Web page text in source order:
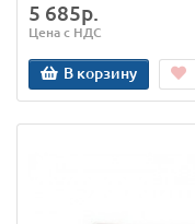
5 685р.
Цена с НДС
В корзину